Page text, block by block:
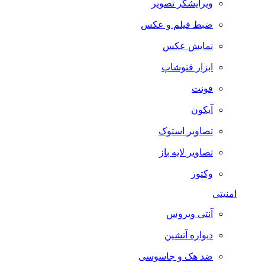
ویرایشگر تصویر
ضبط فيلم و عكس
نمایش عکس
ابزار فتوشاپ
فونت
آیکون
تصاویر استوک
تصاویر لایه باز
وکتور
امنیتی
آنتی ویروس
دیواره آتشین
ضد هک و جاسوسی